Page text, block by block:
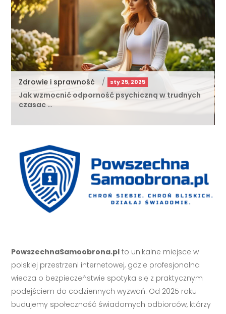
Zdrowie i sprawność / sty 25, 2025
Jak wzmocnić odporność psychiczną w trudnych
czasac …
PowszechnaSamoobrona.pl to unikalne miejsce w
polskiej przestrzeni internetowej, gdzie profesjonalna
wiedza o bezpieczeństwie spotyka się z praktycznym
podejściem do codziennych wyzwań. Od 2025 roku
budujemy społeczność świadomych odbiorców, którzy